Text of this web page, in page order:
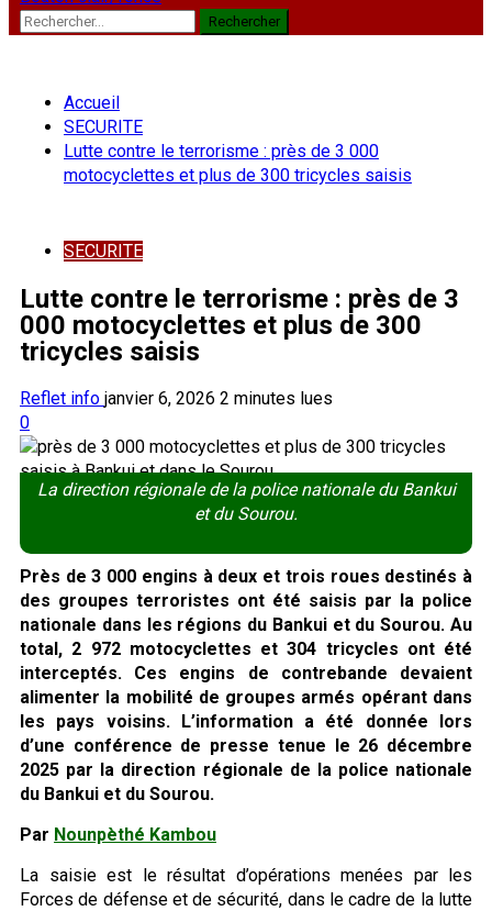
Rechercher :
Accueil
SECURITE
Lutte contre le terrorisme : près de 3 000
motocyclettes et plus de 300 tricycles saisis
SECURITE
Lutte contre le terrorisme : près de 3
000 motocyclettes et plus de 300
tricycles saisis
Reflet info janvier 6, 2026 2 minutes lues
0
La direction régionale de la police nationale du Bankui
et du Sourou.
Près de 3 000 engins à deux et trois roues destinés à
des groupes terroristes ont été saisis par la police
nationale dans les régions du Bankui et du Sourou. Au
total, 2 972 motocyclettes et 304 tricycles ont été
interceptés. Ces engins de contrebande devaient
alimenter la mobilité de groupes armés opérant dans
les pays voisins. L’information a été donnée lors
d’une conférence de presse tenue le 26 décembre
2025 par la direction régionale de la police nationale
du Bankui et du Sourou.
Par Nounpèthé Kambou
La saisie est le résultat d’opérations menées par les
Forces de défense et de sécurité, dans le cadre de la lutte